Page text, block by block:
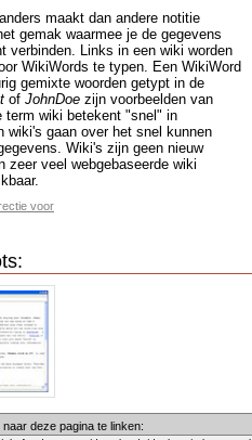
maakt dan andere notitie
gemak waarmee je de gegevens
verbinden. Links in een wiki worden
WikiWords te typen. Een WikiWord
gemixte woorden getypt in de
of JohnDoe zijn voorbeelden van
term wiki betekent "snel" in
wiki's gaan over het snel kunnen
Wiki's zijn geen nieuw
zeer veel webgebaseerde wiki
voor
deze pagina te linken: